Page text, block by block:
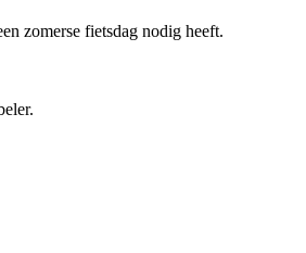
zomerse fietsdag nodig heeft.